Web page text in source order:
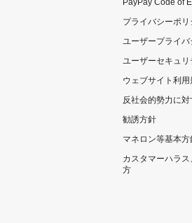
PayPay Code of
プライバシーポリ
ユーザープライ
ユーザーセキュ
ウェブサイト利用
反社会的勢力に
勧誘方針
マネロン等基本方
カスタマーハラ
方